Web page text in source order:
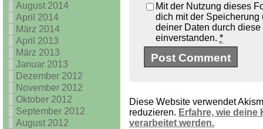
August 2014
April 2014
März 2014
April 2013
März 2013
Januar 2013
Dezember 2012
November 2012
Oktober 2012
September 2012
August 2012
Mit der Nutzung dieses
dich mit der Speicherung
deiner Daten durch diese
einverstanden. *
Diese Website verwendet
reduzieren. Erfahre, wie deine
verarbeitet werden.